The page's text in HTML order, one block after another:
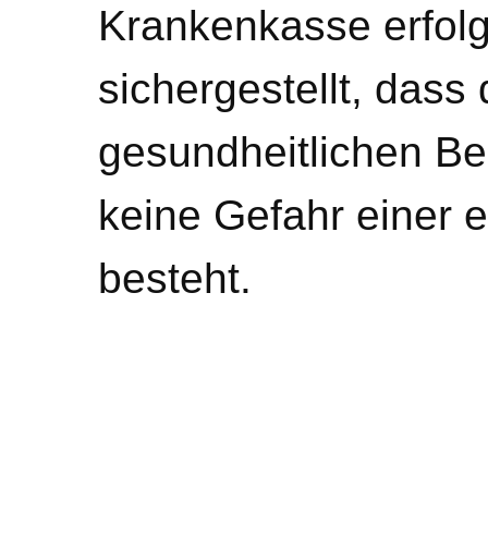
Krankenkasse
sichergestellt, dass
gesundheitlichen
keine Gefahr einer
besteht.